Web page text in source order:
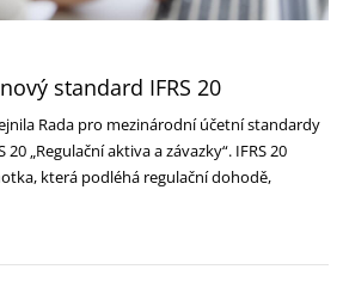
standard IFRS 20
Rada pro mezinárodní účetní standardy
„Regulační aktiva a závazky“. IFRS 20
která podléhá regulační dohodě,